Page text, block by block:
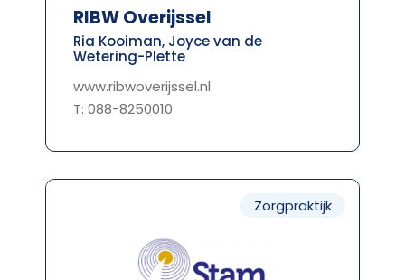
RIBW Overijssel
Ria Kooiman, Joyce van de
Wetering-Plette
www.ribwoverijssel.nl
T: 088-8250010
Zorgpraktijk